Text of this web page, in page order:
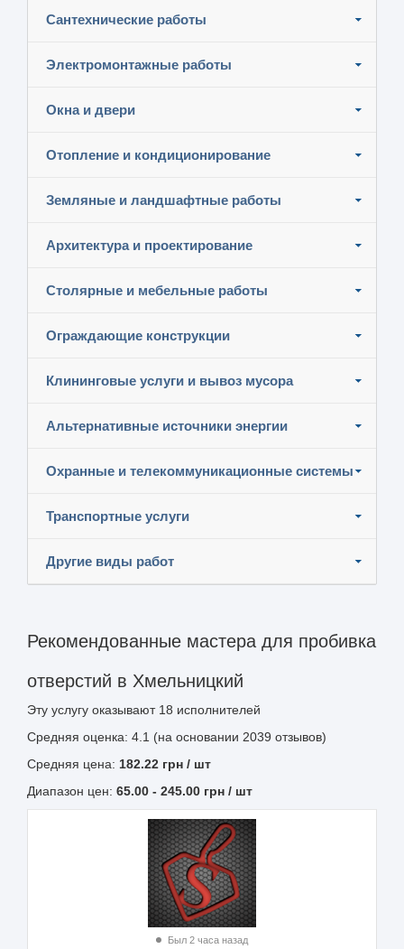
Сантехнические работы
Электромонтажные работы
Окна и двери
Отопление и кондиционирование
Земляные и ландшафтные работы
Архитектура и проектирование
Столярные и мебельные работы
Ограждающие конструкции
Клининговые услуги и вывоз мусора
Альтернативные источники энергии
Охранные и телекоммуникационные системы
Транспортные услуги
Другие виды работ
Рекомендованные мастера для пробивка
отверстий в Хмельницкий
Эту услугу оказывают 18 исполнителей
Средняя оценка: 4.1 (на основании 2039 отзывов)
Средняя цена: 182.22 грн / шт
Диапазон цен: 65.00 - 245.00 грн / шт
Был 2 часа назад